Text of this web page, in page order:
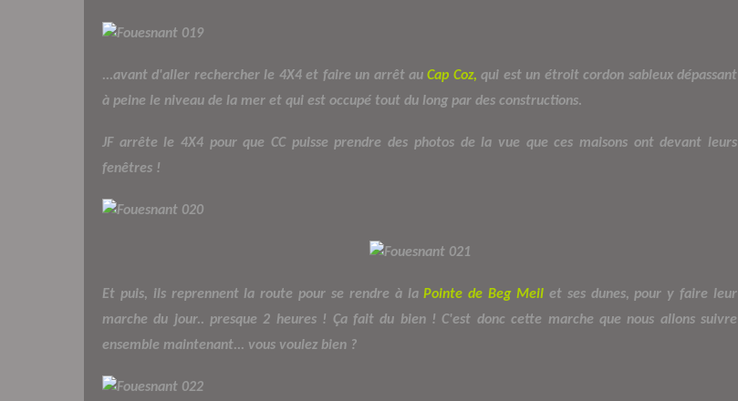
...avant d'aller rechercher le 4X4 et faire un arrêt auCap Coz, qui est un étroit cordon sableux dépassant
à peine le niveau de la mer et qui est occupé tout du long par des constructions.
JF arrête le 4X4 pour que CC puisse prendre des photos de la vue que ces maisons ont devant leurs
fenêtres !
Et puis, ils reprennent la route pour se rendre à laPointe de Beg Meil et ses dunes, pour y faire leur
marche du jour.. presque 2 heures ! Ça fait du bien ! C'est donc cette marche que nous allons suivre
ensemble maintenant... vous voulez bien ?